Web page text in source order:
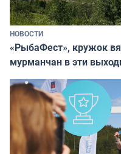
НОВОСТИ
«РыбаФест», кружок
мурманчан в эти